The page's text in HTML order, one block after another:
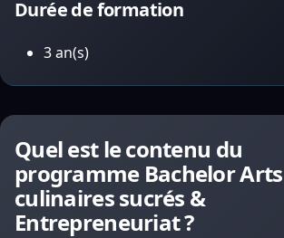
Durée de formation
3 an(s)
Quel est le contenu du
programme Bachelor Arts
culinaires sucrés &
Entrepreneuriat ?